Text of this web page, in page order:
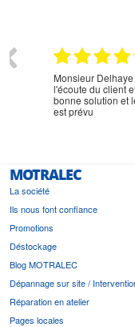
Monsieur
l'écoute du client
bonne solution et
est prévu
MOTRALEC
La société
Ils nous font confiance
Promotions
Déstockage
Blog MOTRALEC
Dépannage sur site /
Réparation en atelier
Pages locales